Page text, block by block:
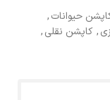
حیوانات,
, کاپشن نقلی,